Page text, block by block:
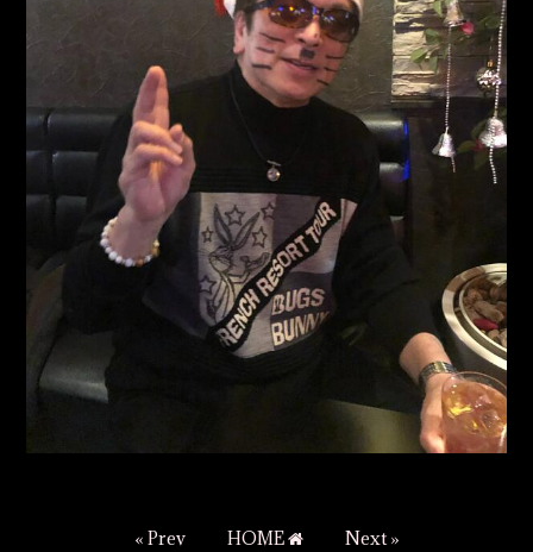
« Prev HOME Next »